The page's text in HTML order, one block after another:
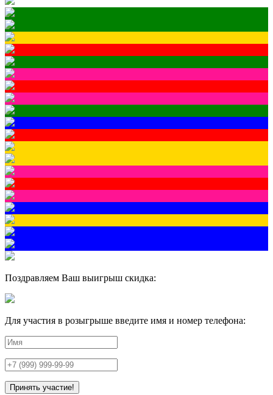
Поздравляем Ваш выигрыш скидка:
Для участия в розыгрыше введите имя и номер телефона: